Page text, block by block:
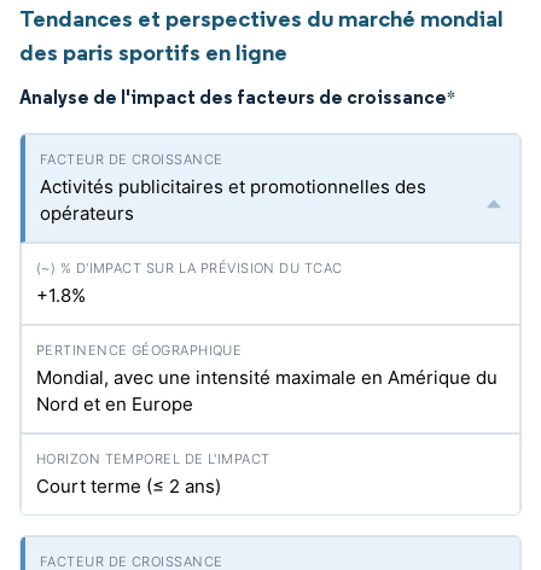
Tendances et perspectives du marché mondial
des paris sportifs en ligne
Analyse de l'impact des facteurs de croissance*
Activités publicitaires et promotionnelles des
opérateurs
+1.8%
Mondial, avec une intensité maximale en Amérique du
Nord et en Europe
Court terme (≤ 2 ans)